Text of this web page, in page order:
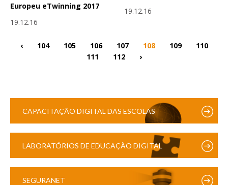
Europeu eTwinning 2017
19.12.16
19.12.16
‹ 104 105 106 107 108 109
110
111
112 ›
CAPACITAÇÃO DIGITAL DAS ESCOLAS
LABORATÓRIOS DE EDUCAÇÃO DIGITAL
SEGURANET